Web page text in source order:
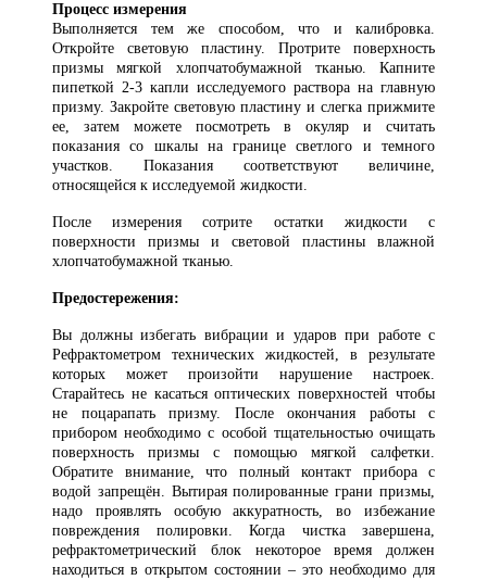
Процесс измерения
Выполняется тем же способом, что и калибровка.
Откройте световую пластину. Протрите поверхность
призмы мягкой хлопчатобумажной тканью. Капните
пипеткой 2-3 капли исследуемого раствора на главную
призму. Закройте световую пластину и слегка прижмите
ее, затем можете посмотреть в окуляр и считать
показания со шкалы на границе светлого и темного
участков. Показания соответствуют величине,
относящейся к исследуемой жидкости.
После измерения сотрите остатки жидкости с
поверхности призмы и световой пластины влажной
хлопчатобумажной тканью.
Предостережения:
Вы должны избегать вибрации и ударов при работе с
Рефрактометром технических жидкостей, в результате
которых может произойти нарушение настроек.
Старайтесь не касаться оптических поверхностей чтобы
не поцарапать призму. После окончания работы с
прибором необходимо с особой тщательностью очищать
поверхность призмы с помощью мягкой салфетки.
Обратите внимание, что полный контакт прибора с
водой запрещён. Вытирая полированные грани призмы,
надо проявлять особую аккуратность, во избежание
повреждения полировки. Когда чистка завершена,
рефрактометрический блок некоторое время должен
находиться в открытом состоянии – это необходимо для